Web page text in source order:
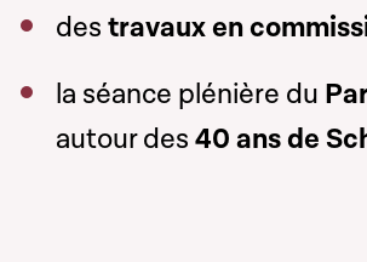
des travaux en
la séance plénière du
autour des 40 ans de